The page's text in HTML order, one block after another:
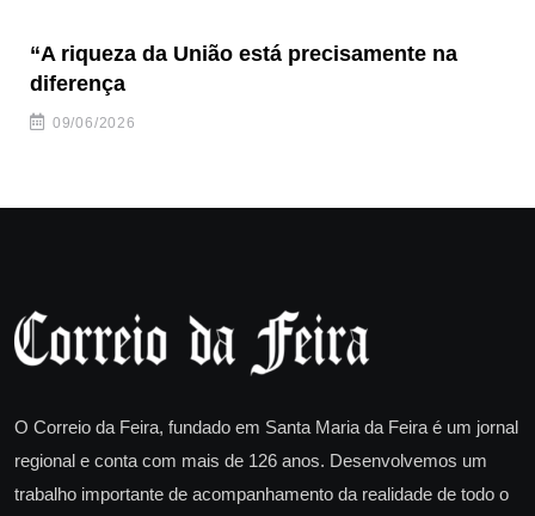
“A riqueza da União está precisamente na
diferença
09/06/2026
O Correio da Feira, fundado em Santa Maria da Feira é um jornal
regional e conta com mais de 126 anos. Desenvolvemos um
trabalho importante de acompanhamento da realidade de todo o